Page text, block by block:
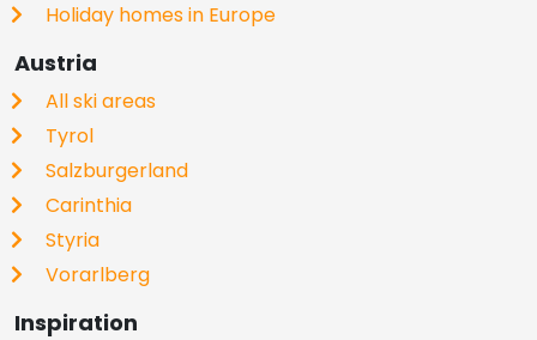
Holiday homes in Europe
Austria
All ski areas
Tyrol
Salzburgerland
Carinthia
Styria
Vorarlberg
Inspiration